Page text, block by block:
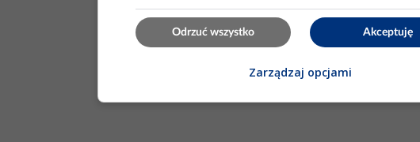
Akceptuję
Odrzuć wszystko
Zarządzaj opcjami